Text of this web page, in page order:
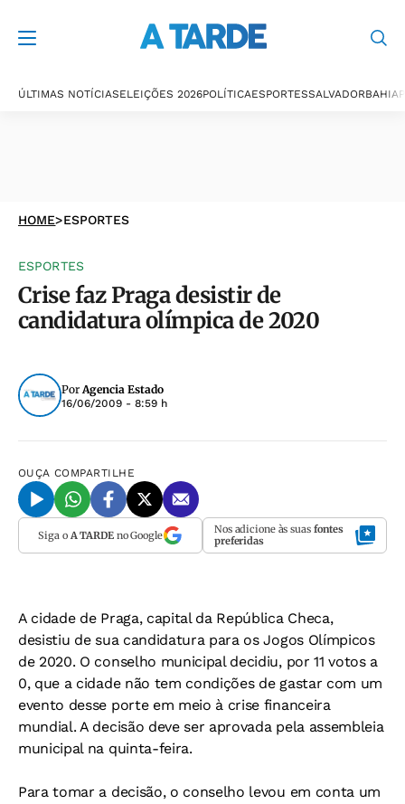
ÚLTIMAS NOTÍCIASELEIÇÕES 2026POLÍTICAESPORTESSALVADORBAHIA
HOME>ESPORTES
ESPORTES
Crise faz Praga desistir de
candidatura olímpica de 2020
PorAgencia Estado
16/06/2009 - 8:59 h
OUÇA COMPARTILHE
Siga o A TARDEno Google Nos adicione às suas fontes
preferidas
A cidade de Praga, capital da República Checa,
desistiu de sua candidatura para os Jogos Olímpicos
de 2020. O conselho municipal decidiu, por 11 votos a
0, que a cidade não tem condições de gastar com um
evento desse porte em meio à crise financeira
mundial. A decisão deve ser aprovada pela assembleia
municipal na quinta-feira.
Para tomar a decisão, o conselho levou em conta um